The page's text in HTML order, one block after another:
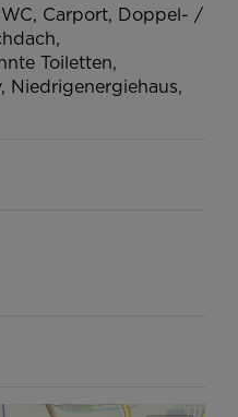
Carport Doppel- /
Toiletten
Niedrigenergiehaus